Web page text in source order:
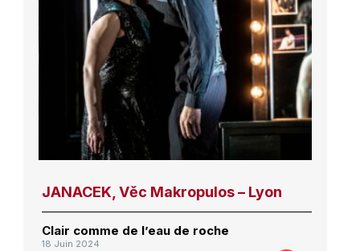
JANACEK, Věc Makropulos – Lyon
Clair comme de l’eau de roche
18 Juin 2024